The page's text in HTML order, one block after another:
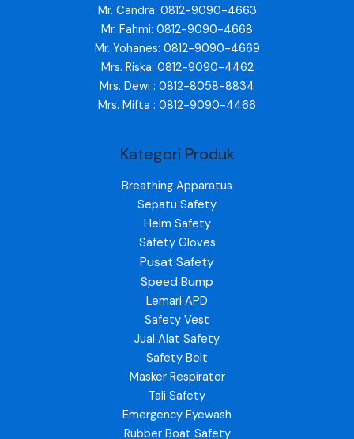
Mr. Candra: 0812-9090-4663
Mr. Fahmi: 0812-9090-4668
Mr. Yohanes: 0812-9090-4669
Mrs. Riska: 0812-9090-4462
Mrs. Dewi : 0812-8058-8834
Mrs. Mifta : 0812-9090-4466
Kategori Produk
Breathing Apparatus
Sepatu Safety
Helm Safety
Safety Gloves
Pusat Safety
Speed Bump
Lemari APD
Safety Vest
Jual Alat Safety
Safety Belt
Masker Respirator
Tali Safety
Emergency Eyewash
Rubber Boat Safety